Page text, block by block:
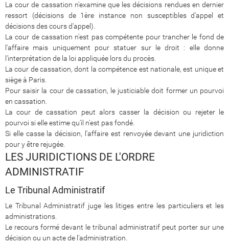
La cour de cassation n'examine que les décisions rendues en dernier
ressort (décisions de 1ère instance non susceptibles d'appel et
décisions des cours d'appel).
La cour de cassation n'est pas compétente pour trancher le fond de
l'affaire mais uniquement pour statuer sur le droit : elle donne
l'interprétation de la loi appliquée lors du procès.
La cour de cassation, dont la compétence est nationale, est unique et
siège à Paris.
Pour saisir la cour de cassation, le justiciable doit former un pourvoi
en cassation.
La cour de cassation peut alors casser la décision ou rejeter le
pourvoi si elle estime qu'il n'est pas fondé.
Si elle casse la décision, l'affaire est renvoyée devant une juridiction
pour y être rejugée.
LES JURIDICTIONS DE L'ORDRE
ADMINISTRATIF
Le Tribunal Administratif
Le Tribunal Administratif juge les litiges entre les particuliers et les
administrations.
Le recours formé devant le tribunal administratif peut porter sur une
décision ou un acte de l'administration.